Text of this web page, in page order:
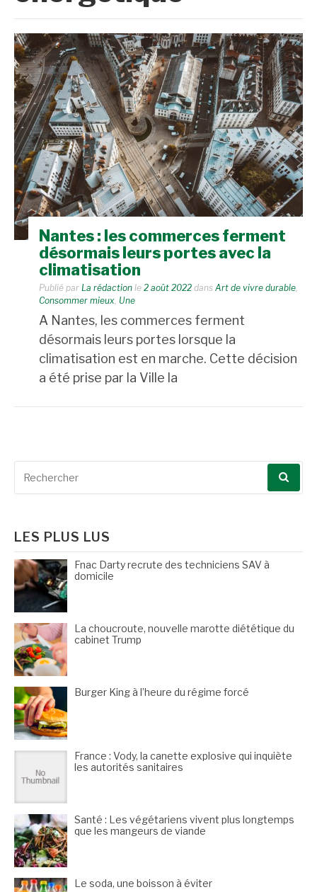
Nantes : les commerces ferment
désormais leurs portes avec la
climatisation
Publié par La rédaction le 2 août 2022 dans Art de vivre durable
Consommer mieux Une
A Nantes, les commerces ferment
désormais leurs portes lorsque la
climatisation est en marche. Cette décision
a été prise par la Ville la
LES PLUS LUS
Fnac Darty recrute des techniciens SAV à
domicile
La choucroute, nouvelle marotte diététique du
cabinet Trump
Burger King à l’heure du régime forcé
France : Vody, la canette explosive qui inquiète
les autorités sanitaires
Santé : Les végétariens vivent plus longtemps
que les mangeurs de viande
Le soda, une boisson à éviter